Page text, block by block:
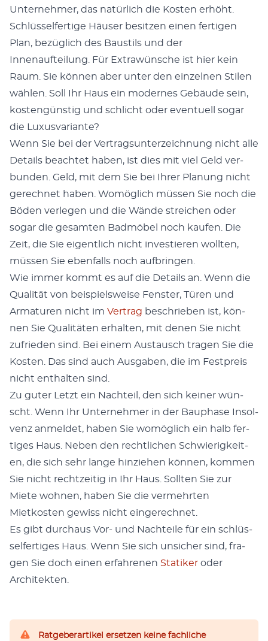
Unternehmer, das natür­lich die Kosten erhöht.
Schlüs­selfer­tige Häuser besitzen einen fer­ti­gen
Plan, bezüglich des Baustils und der
Innenaufteilung. Für Extrawün­sche ist hier kein
Raum. Sie kön­nen aber unter den einzel­nen Stilen
wählen. Soll Ihr Haus ein mod­ernes Gebäude sein,
kostengün­stig und schlicht oder eventuell sog­ar
die Luxus­vari­ante?
Wenn Sie bei der Ver­trag­sun­terze­ich­nung nicht alle
Details beachtet haben, ist dies mit viel Geld ver­
bun­den. Geld, mit dem Sie bei Ihrer Pla­nung nicht
gerech­net haben. Wom­öglich müssen Sie noch die
Böden ver­legen und die Wände stre­ichen oder
sog­ar die gesamten Bad­mö­bel noch kaufen. Die
Zeit, die Sie eigentlich nicht investieren woll­ten,
müssen Sie eben­falls noch auf­brin­gen.
Wie immer kommt es auf die Details an. Wenn die
Qual­ität von beispiel­sweise Fen­ster, Türen und
Arma­turen nicht im Ver­trag beschrieben ist, kön­
nen Sie Qual­itäten erhal­ten, mit denen Sie nicht
zufrieden sind. Bei einem Aus­tausch tra­gen Sie die
Kosten. Das sind auch Aus­gaben, die im Fest­preis
nicht enthal­ten sind.
Zu guter Let­zt ein Nachteil, den sich kein­er wün­
scht. Wenn Ihr Unternehmer in der Bauphase Insol­
venz anmeldet, haben Sie wom­öglich ein halb fer­
tiges Haus. Neben den rechtlichen Schwierigkeit­
en, die sich sehr lange hinziehen kön­nen, kom­men
Sie nicht rechtzeit­ig in Ihr Haus. Soll­ten Sie zur
Miete wohnen, haben Sie die ver­mehrten
Mietkosten gewiss nicht ein­gerech­net.
Es gibt dur­chaus Vor- und Nachteile für ein schlüs­
selfer­tiges Haus. Wenn Sie sich unsich­er sind, fra­
gen Sie doch einen erfahre­nen Sta­tik­er oder
Architek­ten.
Ratgeberartikel ersetzen keine fachliche